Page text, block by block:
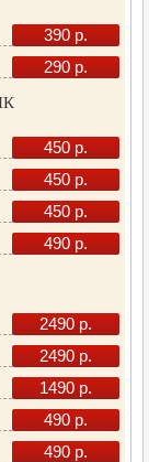
390 р.
290 р.
450 р.
450 р.
450 р.
490 р.
2490 р.
2490 р.
1490 р.
490 р.
490 р.